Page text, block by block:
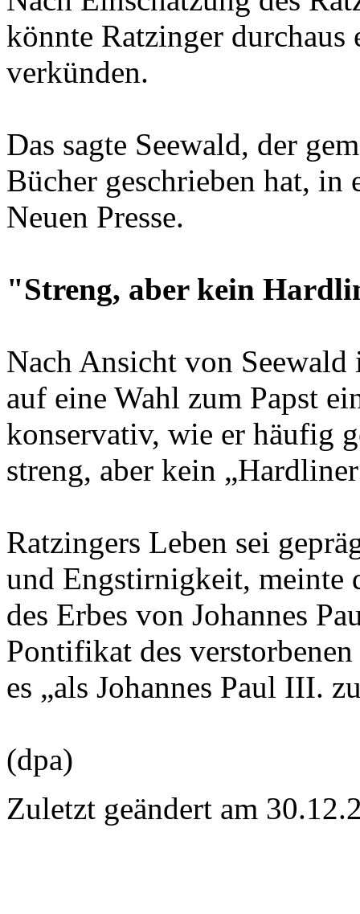
könnte Ratzinger
verkünden.
Das sagte Seewald, der
Bücher geschrieben hat, in
Neuen Presse.
"Streng, aber kein
Nach Ansicht von Seewald
auf eine Wahl zum Papst
konservativ, wie er häufig
streng, aber kein
Ratzingers Leben sei
und Engstirnigkeit, meinte
des Erbes von Johannes
Pontifikat des
es „als Johannes Paul III.
(dpa)
Zuletzt geändert am